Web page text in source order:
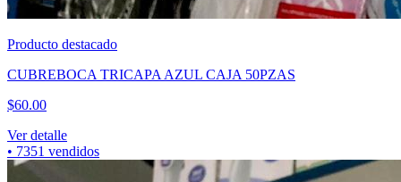
Producto destacado
CUBREBOCA TRICAPA AZUL CAJA 50PZAS
$60.00
Ver detalle
• 7351 vendidos